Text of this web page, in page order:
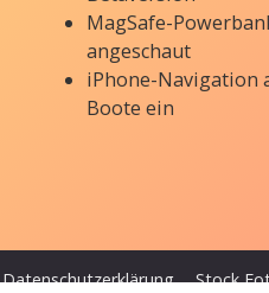
MagSafe-
angeschaut
iPhone-Navigation
Boote ein
Datenschutzerklärung Stock